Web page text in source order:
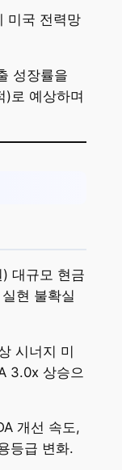
미국 전력망
성장률을
)로 예상하며
대규모 현금
현 불확실
시너지 미
3.0x 상승으
개선 속도,
등급 변화.